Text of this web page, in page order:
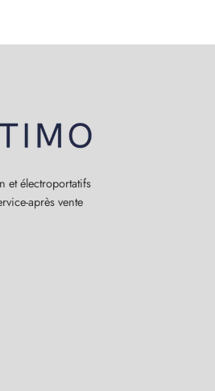
et électroportatifs
après vente